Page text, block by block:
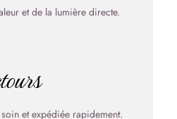
et de la lumière directe.
et expédiée rapidement.